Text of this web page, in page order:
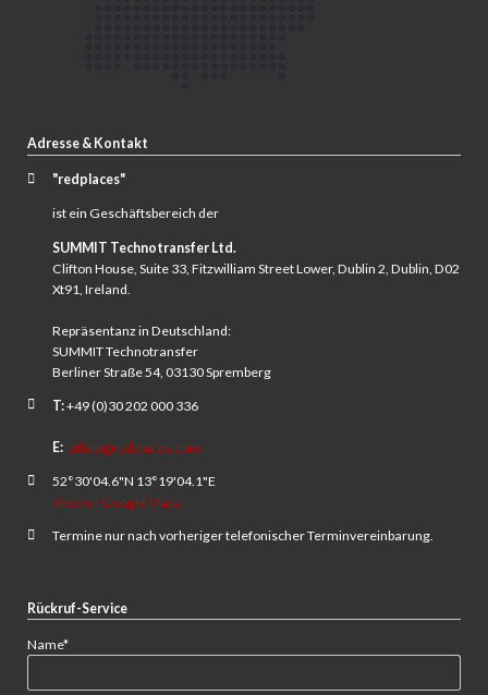
Adresse & Kontakt
"redplaces"
ist ein Geschäftsbereich der
SUMMIT Technotransfer Ltd.
Clifton House, Suite 33, Fitzwilliam Street Lower, Dublin 2, Dublin, D02
Xt91, Ireland.
Repräsentanz in Deutschland:
SUMMIT Technotransfer
Berliner Straße 54, 03130 Spremberg
T:+49 (0)30 202 000 336
E: office@redplaces.com
52°30'04.6"N 13°19'04.1"E
View on Google Maps
Termine nur nach vorheriger telefonischer Terminvereinbarung.
Rückruf-Service
Pflichtfeld
Name*